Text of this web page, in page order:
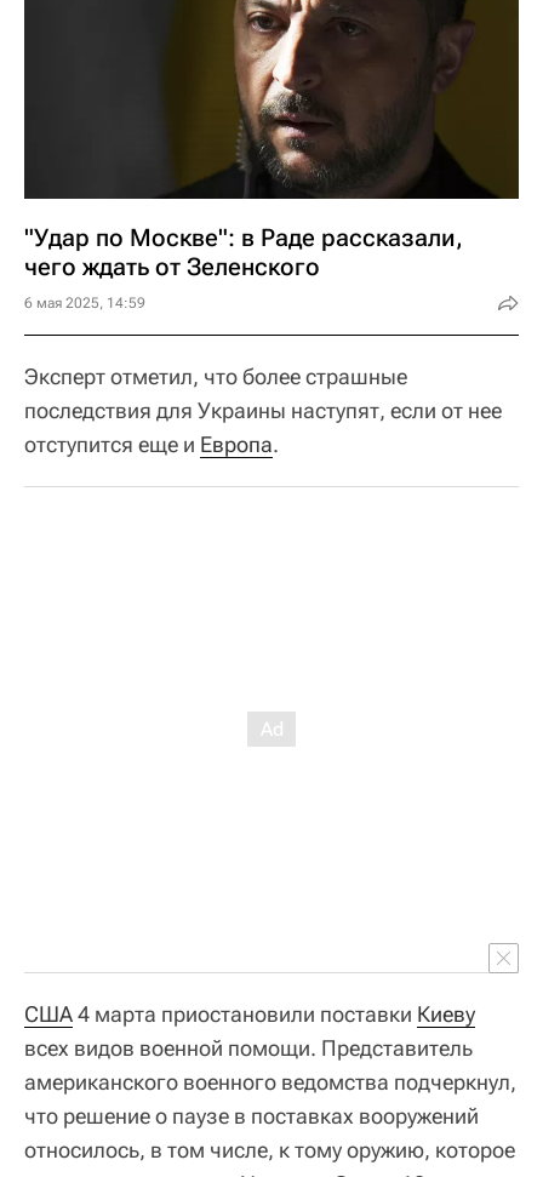
"Удар по Москве": в Раде рассказали,
чего ждать от Зеленского
6 мая 2025, 14:59
Эксперт отметил, что более страшные
последствия для Украины наступят, если от нее
отступится еще и Европа.
США4 марта приостановили поставки Киеву
всех видов военной помощи. Представитель
американского военного ведомства подчеркнул,
что решение о паузе в поставках вооружений
относилось, в том числе, к тому оружию, которое